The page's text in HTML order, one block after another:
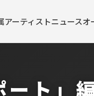
アーティストニュースオ
ト」編